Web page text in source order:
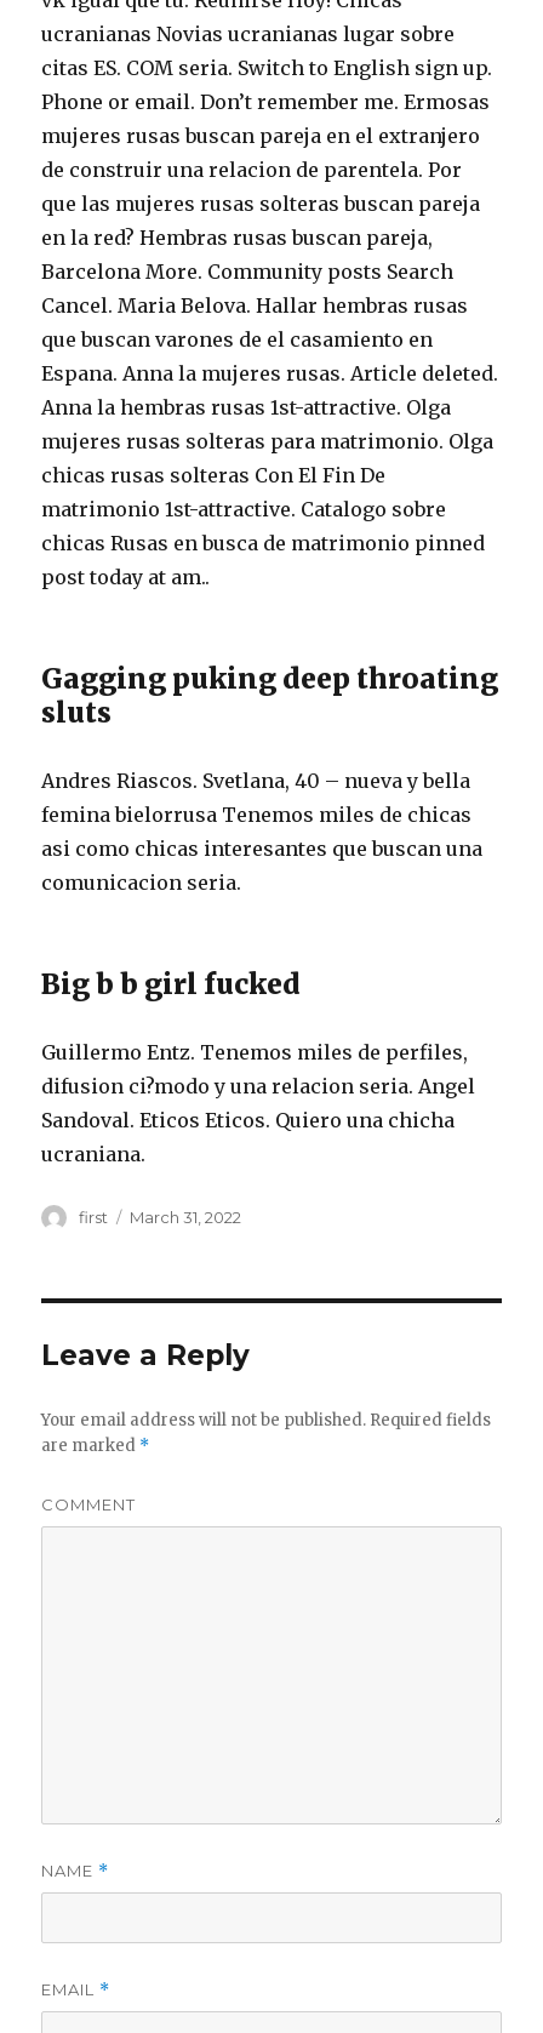
ucranianas Novias ucranianas lugar sobre
citas ES. COM seri­a. Switch to English sign up.
Phone or email. Don’t remember me. Ermosas
mujeres rusas buscan pareja en el extranjero
de construir una relacion de parentela. Por
que las mujeres rusas solteras buscan pareja
en la red? Hembras rusas buscan pareja,
Barcelona More. Community posts Search
Cancel. Maria Belova. Hallar hembras rusas
que buscan varones de el casamiento en
Espana. Anna la mujeres rusas. Article deleted.
Anna la hembras rusas 1st-attractive. Olga
mujeres rusas solteras para matrimonio. Olga
chicas rusas solteras Con El Fin De
matrimonio 1st-attractive. Catalogo sobre
chicas Rusas en busca de matrimonio pinned
post today at am..
Gagging puking deep throating
sluts
Andres Riascos. Svetlana, 40 – nueva y bella
femina bielorrusa Tenemos miles de chicas
asi­ como chicas interesantes que buscan una
comunicacion seria.
Big b b girl fucked
Guillermo Entz. Tenemos miles de perfiles,
difusion ci?modo y una relacion seria. Angel
Sandoval. Eticos Eticos. Quiero una chicha
ucraniana.
Author
first
Posted
March 31, 2022
Leave a Reply
Your email address will not be published. Required fields
are marked *
COMMENT
NAME *
EMAIL *